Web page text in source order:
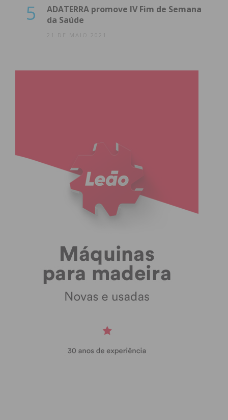
5
ADATERRA promove IV Fim de Semana
da Saúde
21 DE MAIO 2021